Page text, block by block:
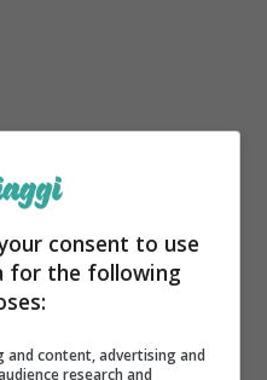
continente
mangiare alcune,
ad Internet e ad
consent to use
for the following
and content, advertising and
research and